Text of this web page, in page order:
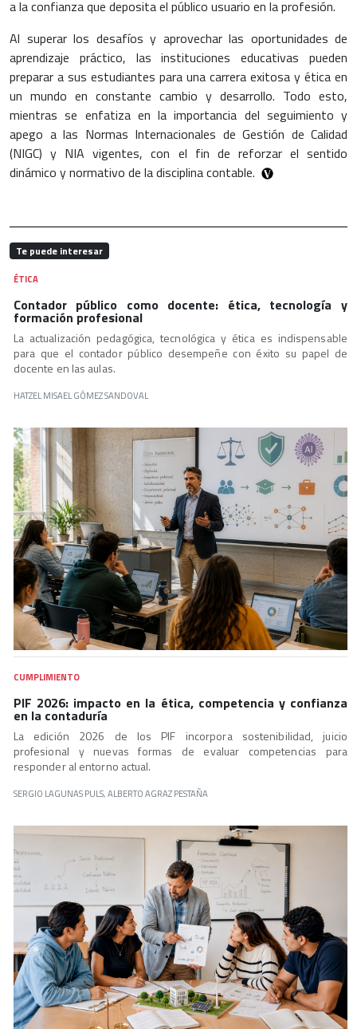
a la confianza que deposita el público usuario en la profesión.
Al superar los desafíos y aprovechar las oportunidades de
aprendizaje práctico, las instituciones educativas pueden
preparar a sus estudiantes para una carrera exitosa y ética en
un mundo en constante cambio y desarrollo. Todo esto,
mientras se enfatiza en la importancia del seguimiento y
apego a las Normas Internacionales de Gestión de Calidad
(NIGC) y NIA vigentes, con el fin de reforzar el sentido
dinámico y normativo de la disciplina contable.
Te puede interesar
ÉTICA
Contador público como docente: ética, tecnología y
formación profesional
La actualización pedagógica, tecnológica y ética es indispensable
para que el contador público desempeñe con éxito su papel de
docente en las aulas.
HATZEL MISAEL GÓMEZ SANDOVAL
CUMPLIMIENTO
PIF 2026: impacto en la ética, competencia y confianza
en la contaduría
La edición 2026 de los PIF incorpora sostenibilidad, juicio
profesional y nuevas formas de evaluar competencias para
responder al entorno actual.
SERGIO LAGUNAS PULS, ALBERTO AGRAZ PESTAÑA